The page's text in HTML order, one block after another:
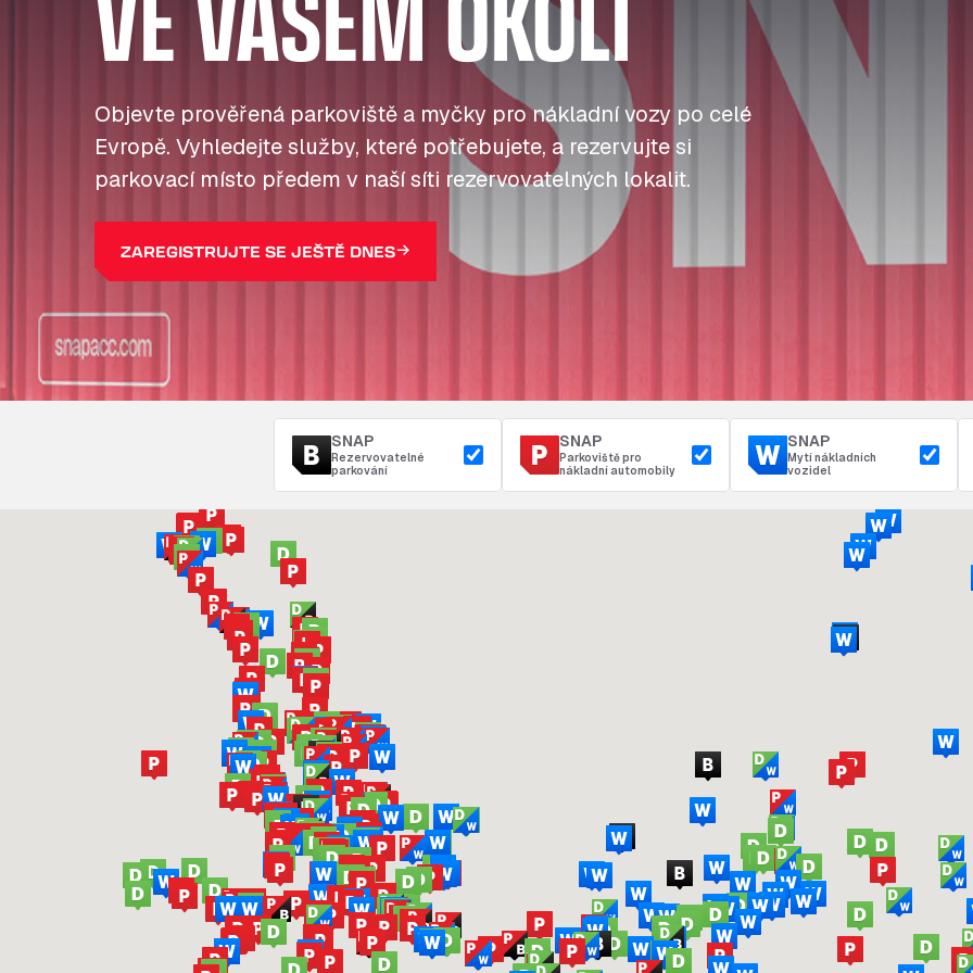
Přístup a bezpečnost
Parkoviště u depa
Objevte prověřená parkoviště a myčky pro nákladní vozy po celé
Evropě. Vyhledejte služby, které potřebujete, a rezervujte si
parkovací místo předem v naší síti rezervovatelných lokalit.
ZAREGISTRUJTE SE JEŠTĚ DNES
SNAP
Rezervovatelné
parkování
SNAP
Parkoviště pro
nákladní automobily
SNAP
Mytí nákladních
vozidel